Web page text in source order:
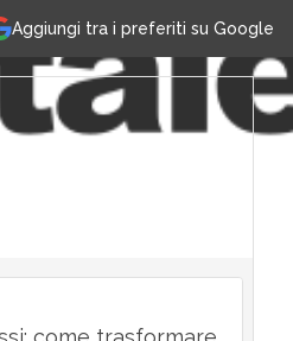
Aggiungi tra i preferiti su Google